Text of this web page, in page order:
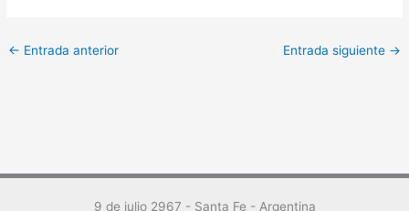
← Entrada anterior Entrada siguiente →
9 de julio 2967 - Santa Fe - Argentina